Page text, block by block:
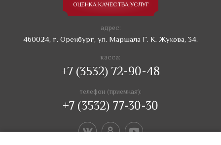
ОЦЕНКА КАЧЕСТВА УСЛУГ
адрес:
460024, г. Оренбург, ул. Маршала Г. К. Жукова, 34.
касса:
+7 (3532) 72-90-48
телефон (приемная):
+7 (3532) 77-30-30